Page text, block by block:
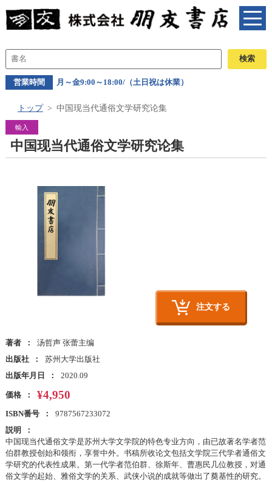
営業時間 月～金9:00～18:00/（土日祝は休業）
トップ 中国现当代通俗文学研究论集
輸入
中国现当代通俗文学研究论集
注文する
著者
汤哲声 张蕾主编
出版社
苏州大学出版社
出版年月日
2020.09
価格 ¥4,950
ISBN番号
9787567233072
説明
中国现当代通俗文学是苏州大学文学院的特色专业方向，由已故著名学者范
伯群教授创始和领衔，享誉中外。书稿所收论文包括文学院三代学者通俗文
学研究的代表性成果。第一代学者范伯群、徐斯年、曹惠民几位教授，对通
俗文学的起始、雅俗文学的关系、武侠小说的成就等做出了奠基性的研究。